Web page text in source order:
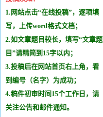
1.网站点击“在线投稿”，逐项填
写，上传word格式文档；
2.如文章题目较长，填写“文章题
目”请精简到15字以内；
3.投稿后在网站首页右上角，看
到编号（名字）为成功；
4.稿件初审时间15个工作日，请
关注公告和邮件通知。